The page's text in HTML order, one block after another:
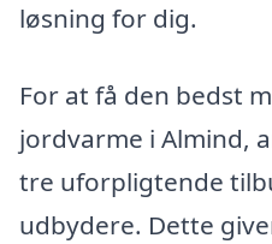
løsning for dig.
For at få den bedst
jordvarme i Almind,
tre uforpligtende
udbydere. Dette